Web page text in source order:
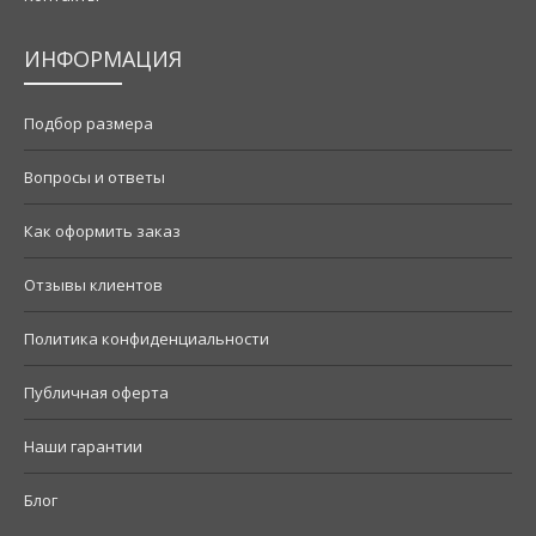
ИНФОРМАЦИЯ
Подбор размера
Вопросы и ответы
Как оформить заказ
Отзывы клиентов
Политика конфиденциальности
Публичная оферта
Наши гарантии
Блог